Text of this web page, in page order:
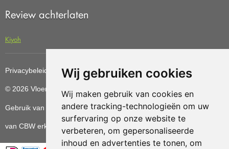
Wij gebruiken cookies
Wij maken gebruik van cookies en
andere tracking-technologieën om uw
surfervaring op onze website te
verbeteren, om gepersonaliseerde
inhoud en advertenties te tonen, om
Review achterlaten
Kiyoh
Privacybeleid Cookiebeleid Update cookies preferences
© 2026 Vloerenvoordelig Deze website is ontwikkeld door AGN
Gebruik van deze site betekent dat u dealgemene voorwaarden
van CBW erkende woonwinkels accepteert.